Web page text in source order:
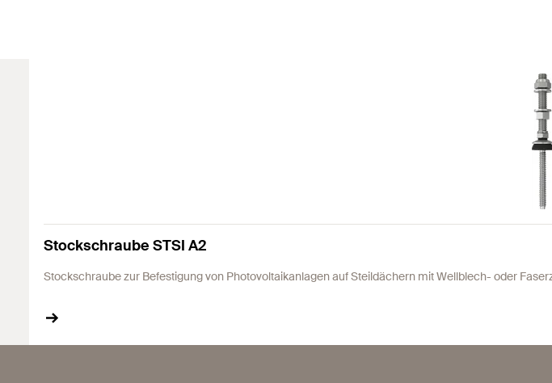
Stockschraube STSI A2
Stockschraube zur Befestigung von Photovoltaikanlagen auf Steildächern mit Wellblech- oder